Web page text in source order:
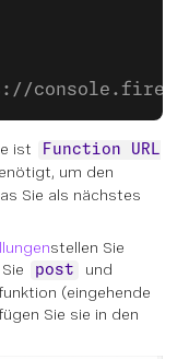
ist
Function URL
um den
Sie als nächstes
stellen Sie
post
und
(eingehende
Sie sie in den